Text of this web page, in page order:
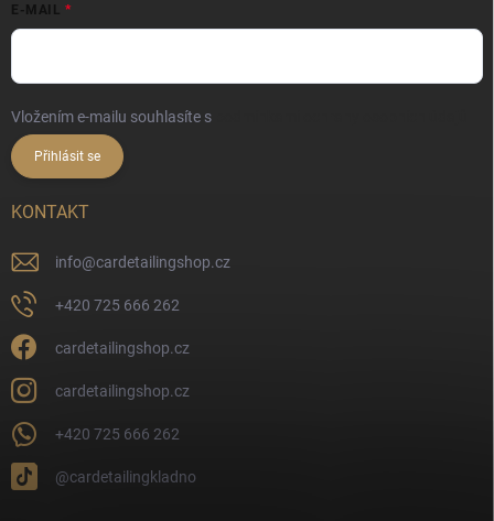
E-MAIL
Vložením e-mailu souhlasíte s
Přihlásit se
KONTAKT
info@cardetailingshop.cz
+420 725 666 262
cardetailingshop.cz
cardetailingshop.cz
+420 725 666 262
@cardetailingkladno